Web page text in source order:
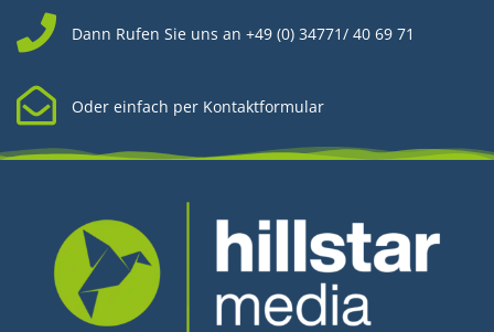
Dann Rufen Sie uns an +49 (0) 34771/ 40 69 71
Oder einfach per Kontaktformular